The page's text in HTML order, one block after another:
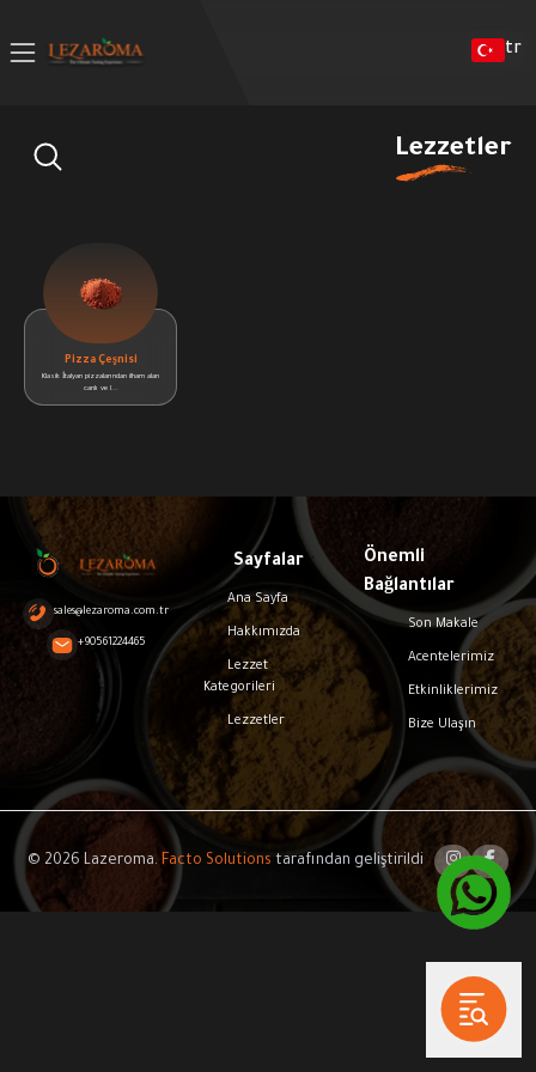
tr
Lezzetler
Pizza Çeşnisi
Klasik İtalyan pizzalarından ilham alan
canlı ve l...
sales@lezaroma.com.tr
+90561224465
Sayfalar
Ana Sayfa
Hakkımızda
Lezzet
Kategorileri
Lezzetler
Önemli
Bağlantılar
Son Makale
Acentelerimiz
Etkinliklerimiz
Bize Ulaşın
© 2026 Lazeroma. Facto Solutions tarafından geliştirildi